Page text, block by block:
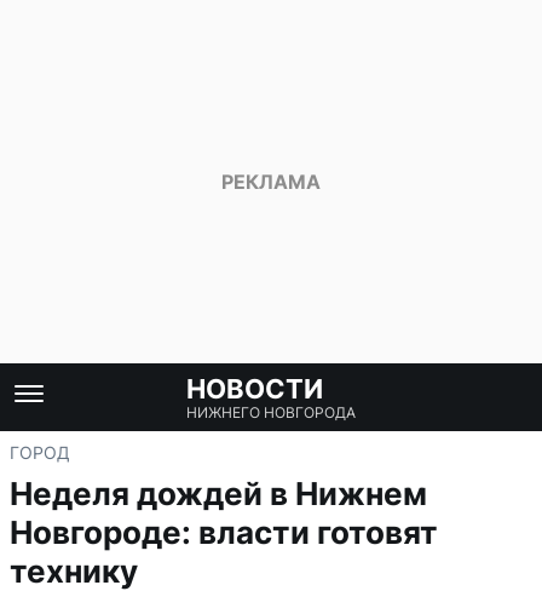
НОВОСТИ
НИЖНЕГО НОВГОРОДА
ГОРОД
Неделя дождей в Нижнем
Новгороде: власти готовят
технику